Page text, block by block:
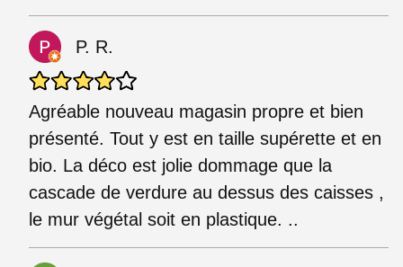
P. R.
Agréable nouveau magasin propre et bien
présenté. Tout y est en taille supérette et en
bio. La déco est jolie dommage que la
cascade de verdure au dessus des caisses ,
le mur végétal soit en plastique. ..